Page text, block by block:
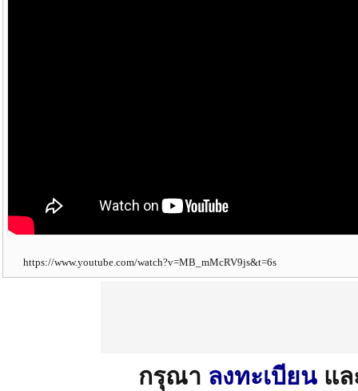
https://www.youtube.com/watch?v=MB_mMcRV9js&t=6s
กรุณา ลงทะเบียน แ